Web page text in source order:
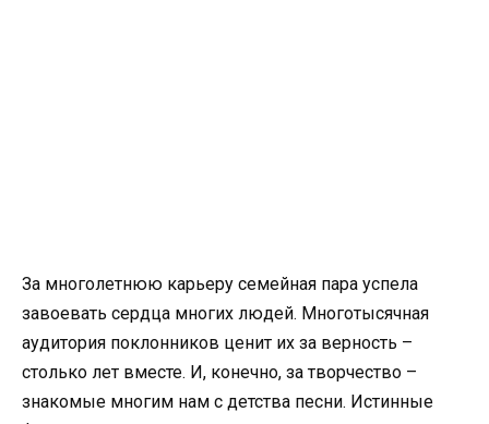
За многолетнюю карьеру семейная пара успела
завоевать сердца многих людей. Многотысячная
аудитория поклонников ценит их за верность –
столько лет вместе. И, конечно, за творчество –
знакомые многим нам с детства песни. Истинные